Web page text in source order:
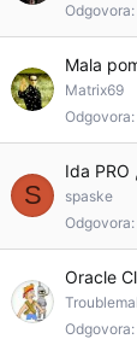
Odgovora
Mala
Matrix69
Odgovora
S
Ida
spaske
Odgovora
Oracle
Odgovora